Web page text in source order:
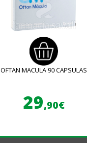
OFTAN MACULA 90 CAPSULAS
29,90€